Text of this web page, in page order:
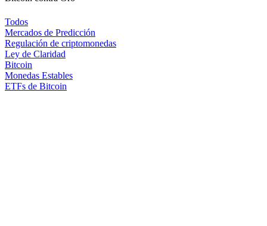
Todos
Mercados de Predicción
Regulación de criptomonedas
Ley de Claridad
Bitcoin
Monedas Estables
ETFs de Bitcoin